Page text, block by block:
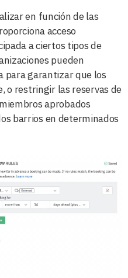
en función de las
acceso
a ciertos tipos de
pueden
para garantizar que los
o restringir las reservas de
aprobados
barrios en determinados